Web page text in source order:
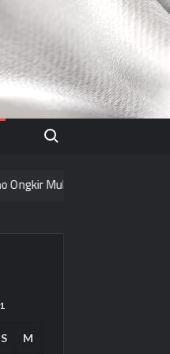
Search for:
2.000/kg ke seluruh Pulau
S M